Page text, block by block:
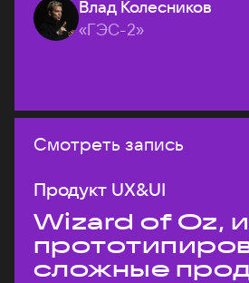
Влад Колесников
«ГЭС-2»
Смотреть запись
Продукт UX&UI
Wizard of Oz,
сложные